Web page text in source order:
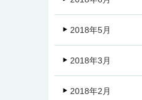
2018年5月
2018年3月
2018年2月